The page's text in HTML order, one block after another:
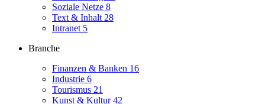
Soziale Netze 8
Text & Inhalt 28
Intranet 5
Branche
Finanzen & Banken 16
Industrie 6
Tourismus 21
Kunst & Kultur42